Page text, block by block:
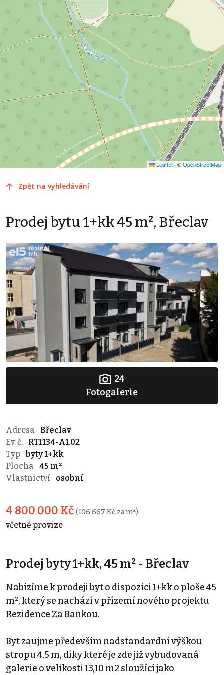
Leaflet | ©OpenStreetMap
Zpět na vyhledávání
Prodej bytu 1+kk 45 m², Břeclav
24
Fotogalerie
Adresa
Břeclav
Ev. č.
RT1134-A1.02
Typ byty 1+kk
Plocha
45 m²
Vlastnictví
osobní
4 800 000 Kč (106 667 Kč za m²)
včetně provize
Prodej byty 1+kk, 45 m² - Břeclav
Nabízíme k prodeji byt o dispozici 1+kk o ploše 45
m², který se nachází v přízemí nového projektu
Rezidence Za Bankou.
Byt zaujme především nadstandardní výškou
stropu 4,5 m, díky které je zde již vybudovaná
galerie o velikosti 13,10 m2 sloužící jako